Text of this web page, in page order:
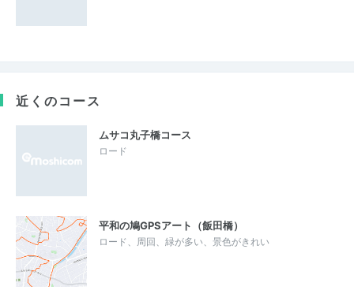
近くのコース
ムサコ丸子橋コース
ロード
平和の鳩GPSアート（飯田橋）
ロード、周回、緑が多い、景色がきれい